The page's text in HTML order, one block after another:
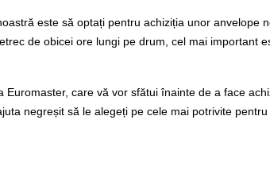
este să optați pentru achiziția unor anvelope
de obicei ore lungi pe drum, cel mai important
care vă vor sfătui înainte de a face
negreșit să le alegeți pe cele mai potrivite pentru